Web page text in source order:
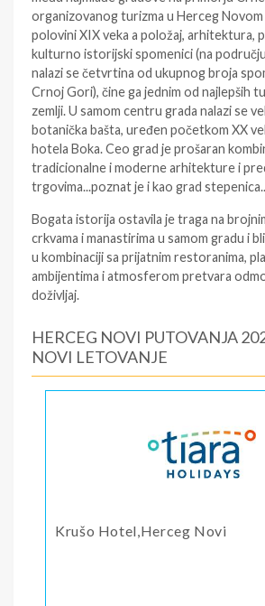
organizovanog turizma u Herceg
polovini XIX veka a položaj, arhitektura,
kulturno istorijski spomenici (na
nalazi se četvrtina od ukupnog broja
Crnoj Gori), čine ga jednim od najlepših
zemlji. U samom centru grada nalazi se
botanička bašta, uređen početkom XX
hotela Boka. Ceo grad je prošaran
tradicionalne i moderne arhitekture i
trgovima...poznat je i kao grad
Bogata istorija ostavila je traga na
crkvama i manastirima u samom gradu i
u kombinaciji sa prijatnim restoranima,
ambijentima i atmosferom pretvara
doživljaj.
HERCEG NOVI PUTOVANJA
NOVI LETOVANJE
Krušo Hotel,Herceg Novi